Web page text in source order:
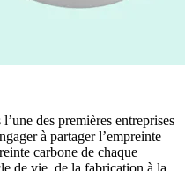
des premières entreprises
à partager l’empreinte
carbone de chaque
de vie, de la fabrication à la